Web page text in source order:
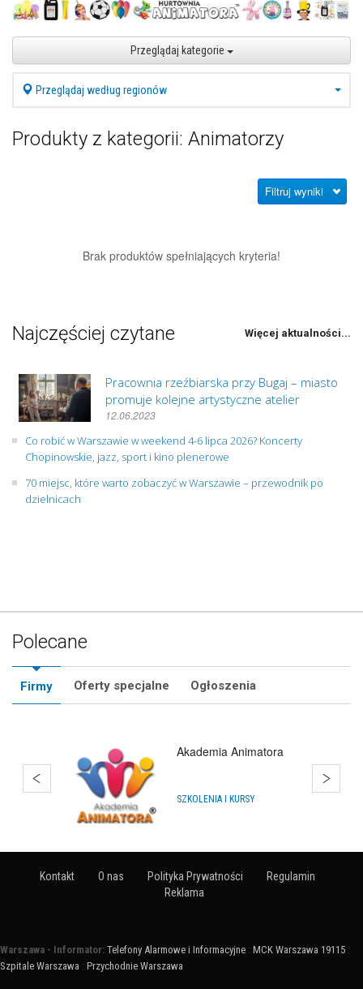
Przeglądaj kategorie
Przeglądaj według regionów
Produkty z kategorii: Animatorzy
Filtruj wyniki
Brak produktów spełniających kryteria!
Najczęściej czytane Więcej aktualności...
Pracownia rzeźbiarska przy Bugaj – miasto
promuje kolejne artystyczne atelier
12.06.2023
Co robić w Warszawie w weekend 4-6 lipca 2026? Koncerty
Chopinowskie, jazz, sport i kino plenerowe
70 miejsc, które warto zobaczyć w Warszawie – przewodnik po
dzielnicach
Polecane
Firmy Oferty specjalne Ogłoszenia
Akademia Animatora
SZKOLENIA I KURSY
Kontakt O nas Polityka Prywatności
Regulamin
Reklama
Warszawa - Informator: Telefony Alarmowe i Informacyjne : MCK Warszawa 19115 :
Szpitale Warszawa : Przychodnie Warszawa